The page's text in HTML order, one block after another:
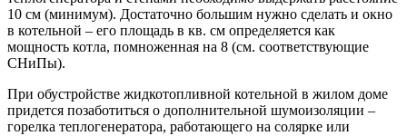
10 см (минимум). Достаточно большим нужно сделать и окно
в котельной – его площадь в кв. см определяется как
мощность котла, помноженная на 8 (см. соответствующие
СНиПы).
При обустройстве жидкотопливной котельной в жилом доме
придется позаботиться о дополнительной шумоизоляции –
горелка теплогенератора, работающего на солярке или